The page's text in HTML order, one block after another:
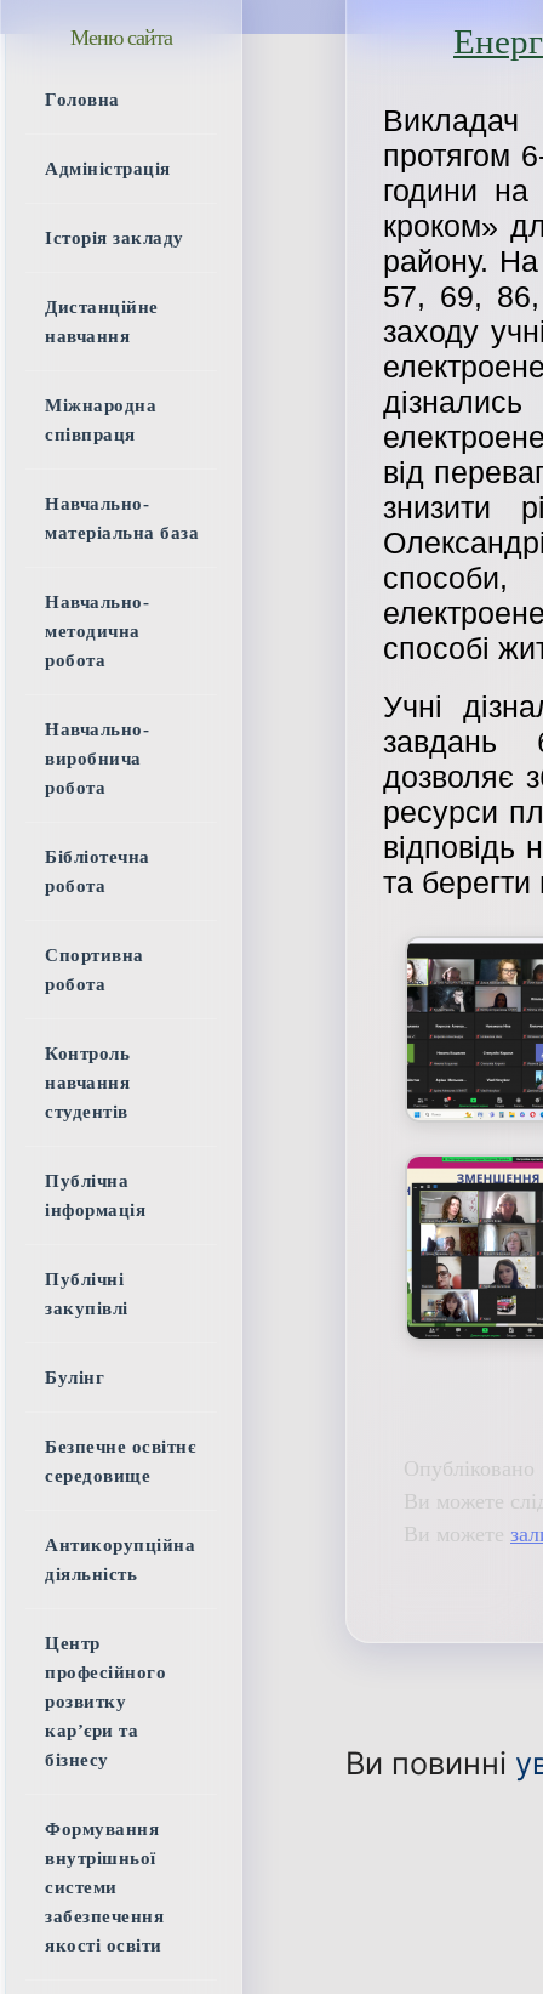
Викладач
протягом
години на
кроком»
району. На
57, 69,
заходу
від
знизити
способі
Учні
завдань
дозволяє
ресурси
відповідь
та берегти
Ви можете
Ви можете
Ви повинні
Меню сайта
Головна
Адміністрація
Історія закладу
Дистанційне
навчання
Міжнародна
співпраця
Навчально-
матеріальна база
Навчально-
методична
робота
Навчально-
виробнича
робота
Бібліотечна
робота
Спортивна
робота
Контроль
навчання
студентів
Публічна
інформація
Публічні
закупівлі
Булінг
Безпечне освітнє
середовище
Антикорупційна
діяльність
Центр
професійного
розвитку
кар’єри та
бізнесу
Формування
внутрішньої
системи
забезпечення
якості освіти